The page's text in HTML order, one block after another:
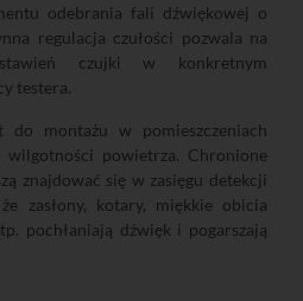
odebrania fali dźwiękowej o
regulacja czułości pozwala na
czujki w konkretnym
testera.
do montażu w pomieszczeniach
wilgotności powietrza. Chronione
znajdować się w zasięgu detekcji
zasłony, kotary, miękkie obicia
pochłaniają dźwięk i pogarszają